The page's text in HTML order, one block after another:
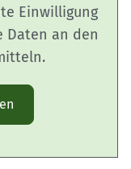
Einwilligung
Daten an den